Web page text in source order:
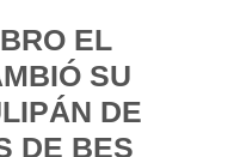
EL
SU
DE
DE BES